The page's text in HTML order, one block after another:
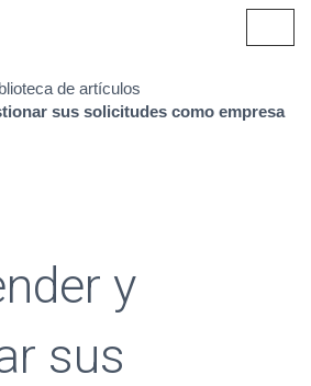
de artículos
sus solicitudes como empresa
y
sus